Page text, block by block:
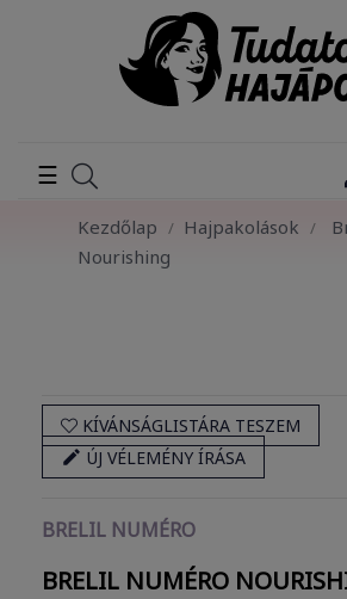
Toggle
navigation
☰
Kezdőlap Hajpakolások
Nourishing
KÍVÁNSÁGLISTÁRA TESZEM
 ÚJ VÉLEMÉNY ÍRÁSA
BRELIL NUMÉRO
BRELIL NUMÉRO